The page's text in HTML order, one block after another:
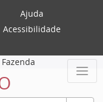
Ajuda
Acessibilidade